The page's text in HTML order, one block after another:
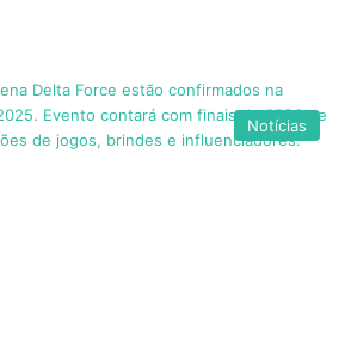
Notícias